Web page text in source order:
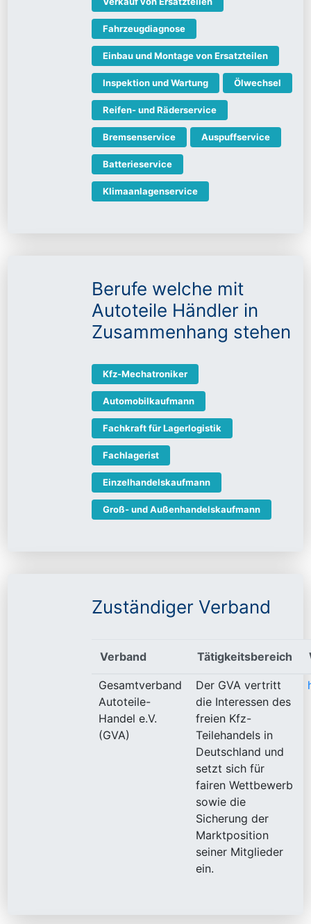
Fahrzeugdiagnose
Einbau und Montage von Ersatzteilen
Inspektion und Wartung Ölwechsel
Reifen- und Räderservice
Bremsenservice Auspuffservice
Batterieservice
Klimaanlagenservice
Berufe welche mit
Autoteile Händler in
Zusammenhang stehen
Kfz-Mechatroniker
Automobilkaufmann
Fachkraft für Lagerlogistik
Fachlagerist
Einzelhandelskaufmann
Groß- und Außenhandelskaufmann
Zuständiger Verband
Verband Tätigkeitsbereich
Gesamtverband
Autoteile-
Handel e.V.
(GVA)
Der GVA vertritt
die Interessen des
freien Kfz-
Teilehandels in
Deutschland und
setzt sich für
fairen Wettbewerb
sowie die
Sicherung der
Marktposition
seiner Mitglieder
ein.